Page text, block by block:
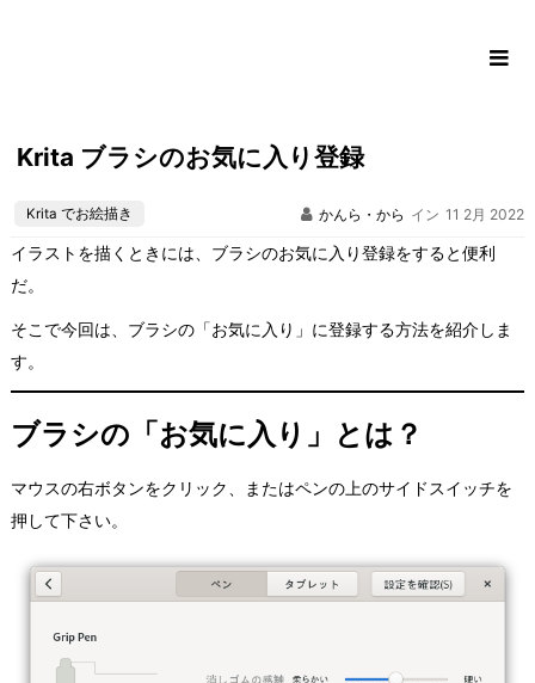
ッ
Krita ブラシのお気に入り登録
Krita でお絵描き かんら・から イン 11 2月 2022
イラストを描くときには、ブラシのお気に入り登録をすると便利
だ。
そこで今回は、ブラシの「お気に入り」に登録する方法を紹介しま
す。
ブラシの「お気に入り」とは？
マウスの右ボタンをクリック、またはペンの上のサイドスイッチを
押して下さい。